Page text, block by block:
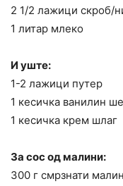
2 1/2 лажици скроб/
1 литар млеко
И уште:
1-2 лажици путер
1 кесичка ванилин
1 кесичка крем шлаг
За сос од малини:
300 г смрзнати